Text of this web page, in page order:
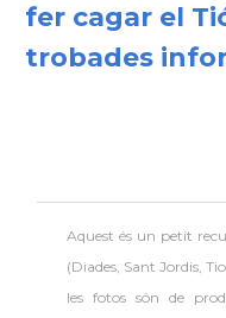
fer cagar el
trobades
Aquest és un petit
(Diades, Sant Jordis,
les fotos són de